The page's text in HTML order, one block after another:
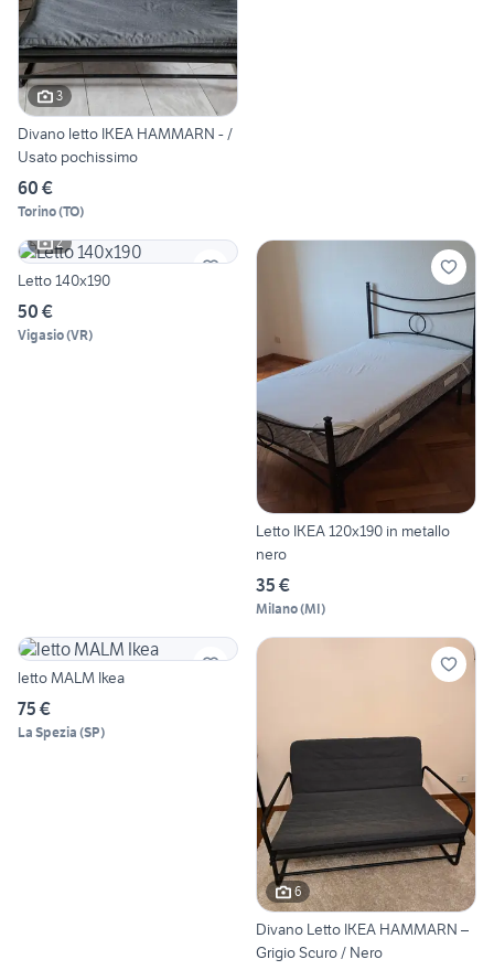
3
Divano letto IKEA HAMMARN - /
Usato pochissimo
60 €
Torino(TO)
2
Letto 140x190
50 €
Vigasio(VR)
Letto IKEA 120x190 in metallo
nero
35 €
Milano(MI)
letto MALM Ikea
75 €
La Spezia (SP)
6
Divano Letto IKEA HAMMARN –
Grigio Scuro / Nero